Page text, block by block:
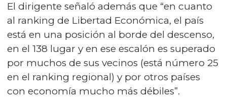
El dirigente señaló además que “en cuanto
al ranking de Libertad Económica, el país
está en una posición al borde del descenso,
en el 138 lugar y en ese escalón es superado
por muchos de sus vecinos (está número 25
en el ranking regional) y por otros países
con economía mucho más débiles”.